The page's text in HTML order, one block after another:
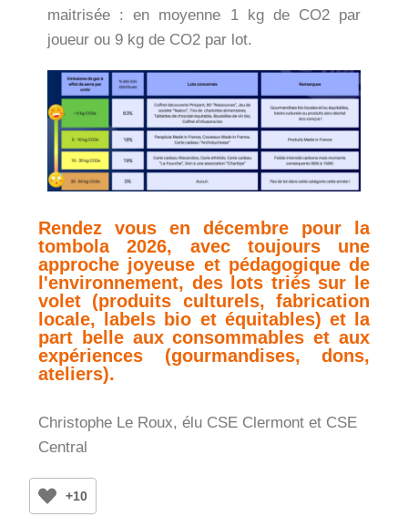
maitrisée : en moyenne 1 kg de CO2 par
joueur ou 9 kg de CO2 par lot.
Rendez vous en décembre pour la
tombola 2026, avec toujours une
approche joyeuse et pédagogique de
l'environnement, des lots triés sur le
volet (produits culturels, fabrication
locale, labels bio et équitables) et la
part belle aux consommables et aux
expériences (gourmandises, dons,
ateliers).
Christophe Le Roux, élu CSE Clermont et CSE
Central
+10